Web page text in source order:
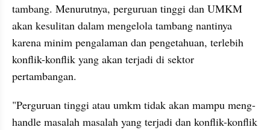
tambang. Menurutnya, perguruan tinggi dan UMKM
akan kesulitan dalam mengelola tambang nantinya
karena minim pengalaman dan pengetahuan, terlebih
konflik-konflik yang akan terjadi di sektor
pertambangan.
"Perguruan tinggi atau umkm tidak akan mampu meng-
handle masalah masalah yang terjadi dan konflik-konflik